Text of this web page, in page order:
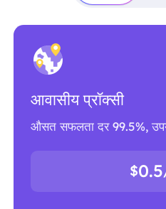
आवासीय प्रॉक्सी
औसत सफलता दर 99.5%,
$0.5